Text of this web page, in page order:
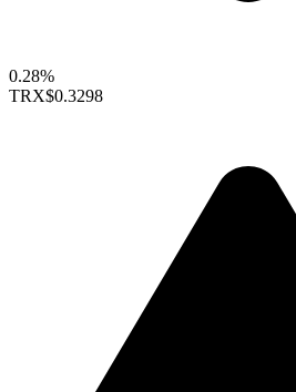
0.28%
TRX$0.3298